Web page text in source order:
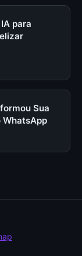
para
Sua
WhatsApp